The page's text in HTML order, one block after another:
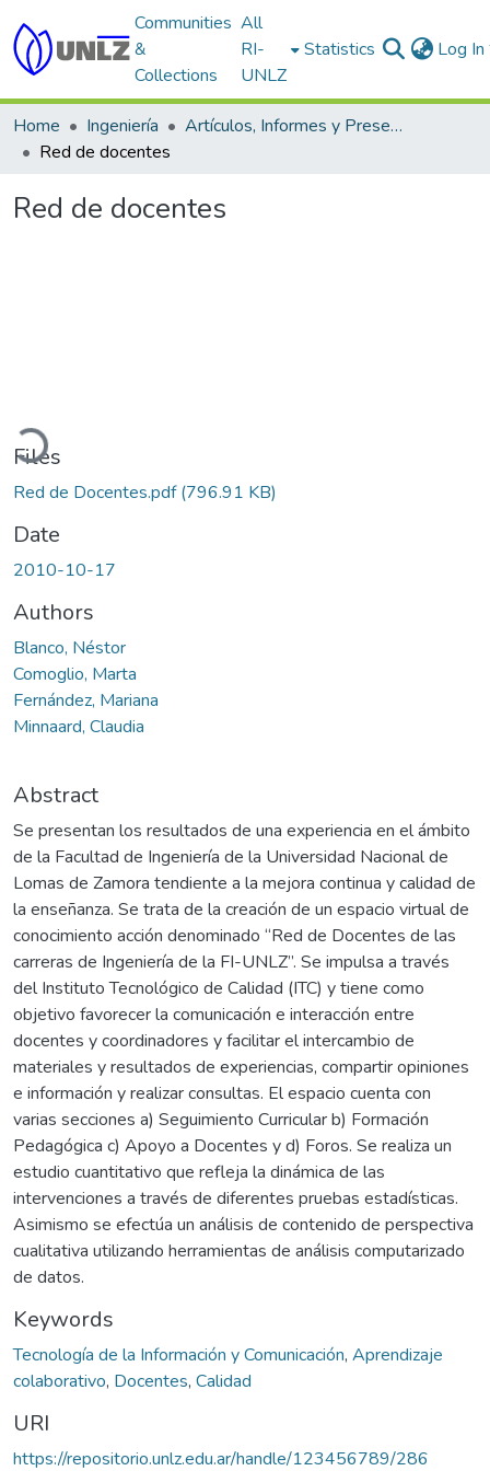
Communities
&
Collections
All
RI-
UNLZ
Statistics Log In
Home Ingeniería
Artículos, Informes y Presentaciones en Congresos
Red de docentes
Red de docentes
Files
Red de Docentes.pdf(796.91 KB)
Date
2010-10-17
Authors
Blanco, Néstor
Comoglio, Marta
Fernández, Mariana
Minnaard, Claudia
Abstract
Se presentan los resultados de una experiencia en el ámbito
de la Facultad de Ingeniería de la Universidad Nacional de
Lomas de Zamora tendiente a la mejora continua y calidad de
la enseñanza. Se trata de la creación de un espacio virtual de
conocimiento acción denominado “Red de Docentes de las
carreras de Ingeniería de la FI-UNLZ”. Se impulsa a través
del Instituto Tecnológico de Calidad (ITC) y tiene como
objetivo favorecer la comunicación e interacción entre
docentes y coordinadores y facilitar el intercambio de
materiales y resultados de experiencias, compartir opiniones
e información y realizar consultas. El espacio cuenta con
varias secciones a) Seguimiento Curricular b) Formación
Pedagógica c) Apoyo a Docentes y d) Foros. Se realiza un
estudio cuantitativo que refleja la dinámica de las
intervenciones a través de diferentes pruebas estadísticas.
Asimismo se efectúa un análisis de contenido de perspectiva
cualitativa utilizando herramientas de análisis computarizado
de datos.
Keywords
Tecnología de la Información y Comunicación, Aprendizaje
colaborativo, Docentes, Calidad
URI
https://repositorio.unlz.edu.ar/handle/123456789/286